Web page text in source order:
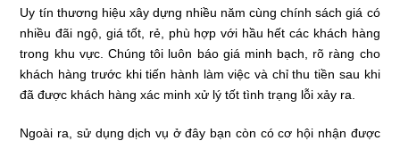
Uy tín thương hiệu xây dựng nhiều năm cùng chính sách giá có
nhiều đãi ngộ, giá tốt, rẻ, phù hợp với hầu hết các khách hàng
trong khu vực. Chúng tôi luôn báo giá minh bạch, rõ ràng cho
khách hàng trước khi tiến hành làm việc và chỉ thu tiền sau khi
đã được khách hàng xác minh xử lý tốt tình trạng lỗi xảy ra.
Ngoài ra, sử dụng dịch vụ ở đây bạn còn có cơ hội nhận được